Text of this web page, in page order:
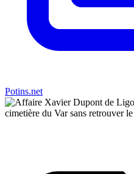
Potins.net